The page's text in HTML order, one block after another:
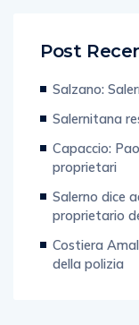
Post
Salzano:
Salernitana
Capaccio:
proprietari
Salerno dice
proprietario
Costiera
della polizia